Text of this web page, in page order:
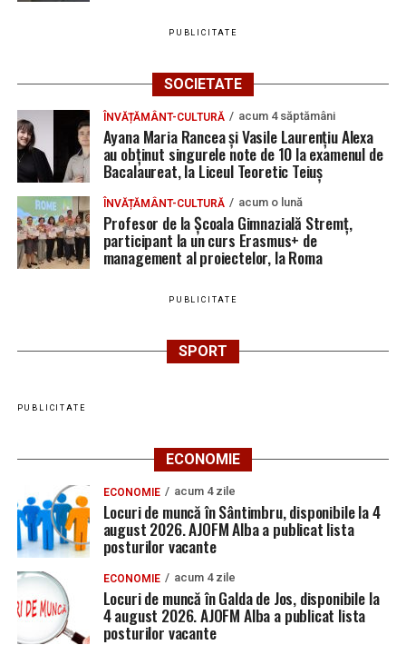
PUBLICITATE
SOCIETATE
ÎNVĂȚĂMÂNT-CULTURĂ acum 4 săptămâni
Ayana Maria Rancea și Vasile Laurențiu Alexa
au obținut singurele note de 10 la examenul de
Bacalaureat, la Liceul Teoretic Teiuș
ÎNVĂȚĂMÂNT-CULTURĂ acum o lună
Profesor de la Școala Gimnazială Stremț,
participant la un curs Erasmus+ de
management al proiectelor, la Roma
PUBLICITATE
SPORT
PUBLICITATE
ECONOMIE
ECONOMIE acum 4 zile
Locuri de muncă în Sântimbru, disponibile la 4
august 2026. AJOFM Alba a publicat lista
posturilor vacante
ECONOMIE acum 4 zile
Locuri de muncă în Galda de Jos, disponibile la
4 august 2026. AJOFM Alba a publicat lista
posturilor vacante